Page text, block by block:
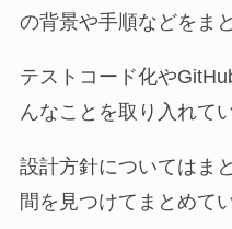
の背景や手順などをま
テストコード化や
んなことを取り入れて
設計方針についてはま
間を見つけてまとめて